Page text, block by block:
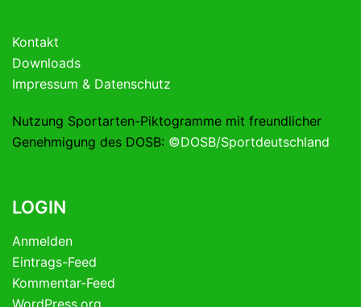
Kontakt
Downloads
Impressum & Datenschutz
Nutzung Sportarten-Piktogramme mit freundlicher
Genehmigung des DOSB: ©DOSB/Sportdeutschland
LOGIN
Anmelden
Eintrags-Feed
Kommentar-Feed
WordPress.org